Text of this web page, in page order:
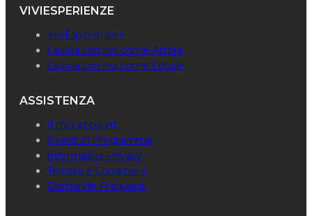
VIVIESPERIENZE
ViviEsperienze+
Lavora con noi come Attore
Lavora con noi come Locale
ASSISTENZA
Il mio account
Eventi in Programma
Informativa Privacy
Termini e Condizioni
Domande Frequenti